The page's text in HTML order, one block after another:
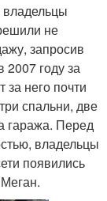
не
запросив
2007 году за
за него почти
спальни, две
гаража. Перед
владельцы
появились